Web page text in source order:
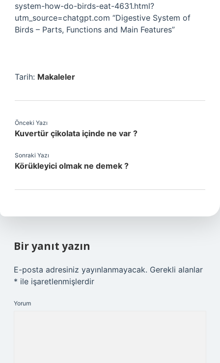
system-how-do-birds-eat-4631.html?
utm_source=chatgpt.com “Digestive System of
Birds – Parts, Functions and Main Features”
Tarih: Makaleler
Önceki Yazı
Kuvertür çikolata içinde ne var ?
Sonraki Yazı
Körükleyici olmak ne demek ?
Bir yanıt yazın
E-posta adresiniz yayınlanmayacak. Gerekli alanlar
* ile işaretlenmişlerdir
Yorum